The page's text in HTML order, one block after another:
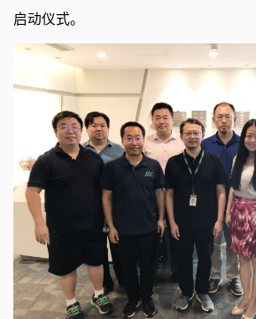
启动仪式。